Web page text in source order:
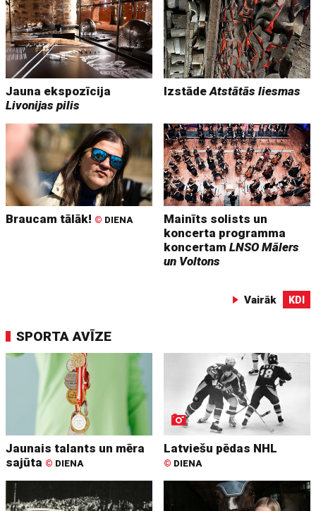
Jauna ekspozīcija
Livonijas pilis
IzstādeAtstātās liesmas
Braucam tālāk! © DIENA
Mainīts solists un
koncerta programma
koncertamLNSO Mālers
un Voltons
Vairāk KDI
SPORTA AVĪZE
Jaunais talants un mēra
sajūta © DIENA
Latviešu pēdas NHL
© DIENA